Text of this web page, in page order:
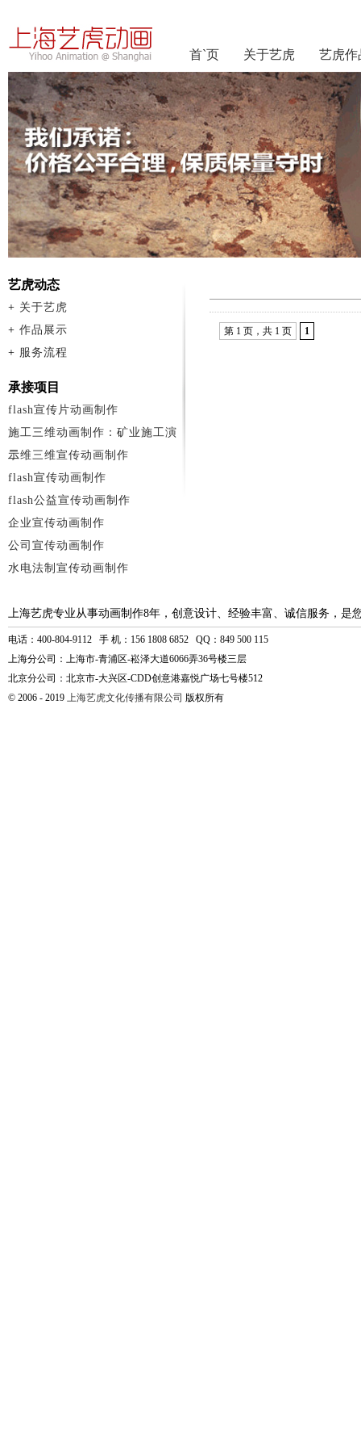
首`页 关于艺虎 艺虎作
第 1 页，共 1 页 1
艺虎动态
+ 关于艺虎
+ 作品展示
+ 服务流程
承接项目
flash宣传片动画制作
施工三维动画制作：矿业施工演
示
二维三维宣传动画制作
flash宣传动画制作
flash公益宣传动画制作
企业宣传动画制作
公司宣传动画制作
水电法制宣传动画制作
上海艺虎专业从事动画制作8年，创意设计、经验丰富、诚信服务，是
电话：400-804-9112 手 机：156 1808 6852 QQ：849 500 115
上海分公司：上海市-青浦区-崧泽大道6066弄36号楼三层
北京分公司：北京市-大兴区-CDD创意港嘉悦广场七号楼512
© 2006 - 2019 上海艺虎文化传播有限公司 版权所有